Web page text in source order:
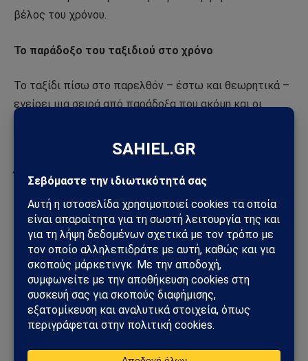
βέλος του χρόνου.
Το παράδοξο του ταξιδιού στο χρόνο
Το ταξίδι πίσω στο παρελθόν – έστω και θεωρητικά –
εγείρει μια σειρά από παράδοξα που ακόμη και οι
Ένας ταξιδιώτης του χρόνου θα μπορούσε να
σκοτώσει τον Χίτλερ στη βρεφική του ηλικία. Αν το
πετύχαινε, τα μελλοντικά βιβλία ιστορίας δεν θα τον
ανέφεραν καν – οπότε τι κίνητρο θα είχε ο
χρονοταξιδιώτης για να γυρίσει πίσω στον χρόνο και
να τον σκοτώσει;
Σκοτώνοντας τον παππού σας